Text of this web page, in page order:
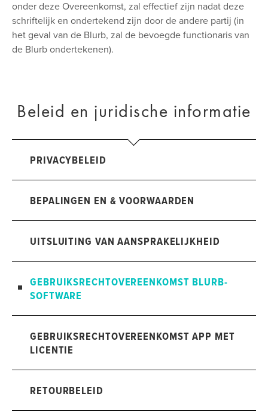
onder deze Overeenkomst, zal effectief zijn nadat deze
schriftelijk en ondertekend zijn door de andere partij (in
het geval van de Blurb, zal de bevoegde functionaris van
de Blurb ondertekenen).
Beleid en juridische informatie
PRIVACYBELEID
BEPALINGEN EN & VOORWAARDEN
UITSLUITING VAN AANSPRAKELIJKHEID
GEBRUIKSRECHTOVEREENKOMST BLURB-
SOFTWARE
GEBRUIKSRECHTOVEREENKOMST APP MET
LICENTIE
RETOURBELEID